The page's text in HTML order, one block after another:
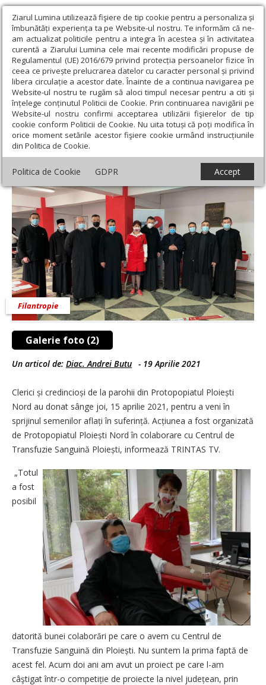
Ziarul Lumina utilizează fişiere de tip cookie pentru a personaliza și
îmbunătăți experiența ta pe Website-ul nostru. Te informăm că ne-
am actualizat politicile pentru a integra în acestea și în activitatea
curentă a Ziarului Lumina cele mai recente modificări propuse de
Regulamentul (UE) 2016/679 privind protecția persoanelor fizice în
ceea ce privește prelucrarea datelor cu caracter personal și privind
libera circulație a acestor date. Înainte de a continua navigarea pe
Website-ul nostru te rugăm să aloci timpul necesar pentru a citi și
înțelege conținutul Politicii de Cookie. Prin continuarea navigării pe
Website-ul nostru confirmi acceptarea utilizării fişierelor de tip
cookie conform Politicii de Cookie. Nu uita totuși că poți modifica în
orice moment setările acestor fişiere cookie urmând instrucțiunile
din Politica de Cookie.
Politica de Cookie GDPR Accept
Ziarul Lumina › Filantropie › Acțiune de donare de sânge
organizată de Protopopiatul Ploiești Nord
Acțiune de donare de sânge organizată de
Protopopiatul Ploiești Nord
Galerie foto (2)
Filantropie
Un articol de: Diac. Andrei Butu - 19 Aprilie 2021
Clerici și credincioși de la parohii din Protopopiatul Plo­iești
Nord au donat sânge joi, 15 aprilie 2021, pentru a veni în
sprijinul semenilor aflați în suferință. Acțiunea a fost organizată
de Protopopiatul Ploiești Nord în colaborare cu Centrul de
Transfuzie Sanguină Ploiești, informează TRINTAS TV.
„Totul
a fost
posibil
datorită bunei colaborări pe care o avem cu Cen­trul de
Transfuzie Sanguină din Ploiești. Nu suntem la prima faptă de
acest fel. Acum doi ani am avut un proiect pe care l-am
câştigat într-o compe­tiție de proiecte la nivel jude­țean, prin